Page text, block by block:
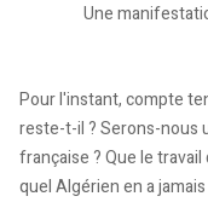
Une
Pour l'instant, compte
reste-t-il ? Serons-nous
française ? Que le
quel Algérien en a